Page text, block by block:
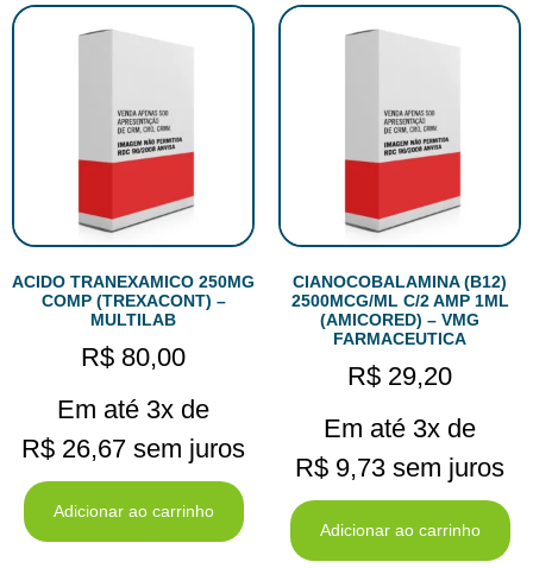
ACIDO TRANEXAMICO 250MG
COMP (TREXACONT) –
MULTILAB
R$ 80,00
Em até 3x de
R$ 26,67 sem juros
Adicionar ao carrinho
CIANOCOBALAMINA (B12)
2500MCG/ML C/2 AMP 1ML
(AMICORED) – VMG
FARMACEUTICA
R$ 29,20
Em até 3x de
R$ 9,73 sem juros
Adicionar ao carrinho